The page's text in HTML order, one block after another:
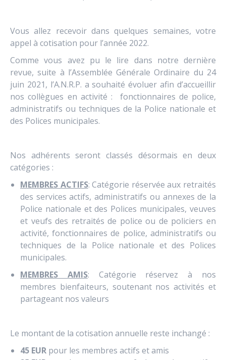
Vous allez recevoir dans quelques semaines, votre
appel à cotisation pour l’année 2022.
Comme vous avez pu le lire dans notre dernière
revue, suite à l’Assemblée Générale Ordinaire du 24
juin 2021, l’A.N.R.P. a souhaité évoluer afin d’accueillir
nos collègues en activité : fonctionnaires de police,
administratifs ou techniques de la Police nationale et
des Polices municipales.
Nos adhérents seront classés désormais en deux
catégories :
MEMBRES ACTIFS: Catégorie réservée aux retraités
des services actifs, administratifs ou annexes de la
Police nationale et des Polices municipales, veuves
et veufs des retraités de police ou de policiers en
activité, fonctionnaires de police, administratifs ou
techniques de la Police nationale et des Polices
municipales.
MEMBRES AMIS: Catégorie réservez à nos
membres bienfaiteurs, soutenant nos activités et
partageant nos valeurs
Le montant de la cotisation annuelle reste inchangé :
45 EUR pour les membres actifs et amis